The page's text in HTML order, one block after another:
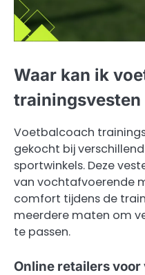
Waar kan ik
trainingsvesten
Voetbalcoach
gekocht bij
sportwinkels. Deze
van vochtafvoerende
comfort tijdens de
meerdere maten om
te passen.
Online retailers